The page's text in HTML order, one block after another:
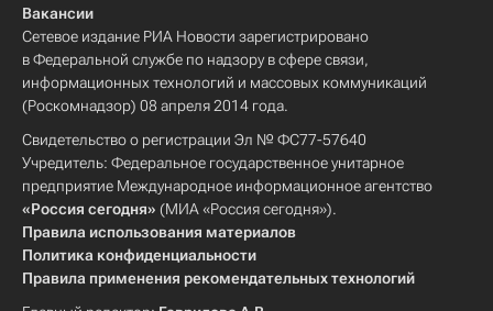
Вакансии
Сетевое издание РИА Новости зарегистрировано
в Федеральной службе по надзору в сфере связи,
информационных технологий и массовых коммуникаций
(Роскомнадзор) 08 апреля 2014 года.
Свидетельство о регистрации Эл № ФС77-57640
Учредитель: Федеральное государственное унитарное
предприятие Международное информационное агентство
«Россия сегодня» (МИА «Россия сегодня»).
Правила использования материалов
Политика конфиденциальности
Правила применения рекомендательных технологий